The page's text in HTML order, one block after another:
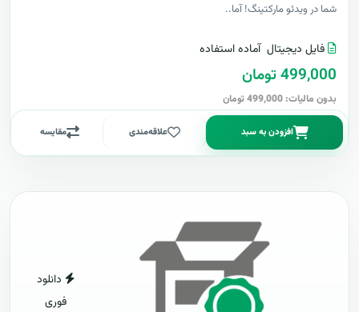
شما در ویدئو مارکتینگ! آما..
فایل دیجیتال آماده استفاده
499,000 تومان
بدون مالیات: 499,000 تومان
افزودن به سبد علاقه‌مندی مقایسه
دانلود
فوری